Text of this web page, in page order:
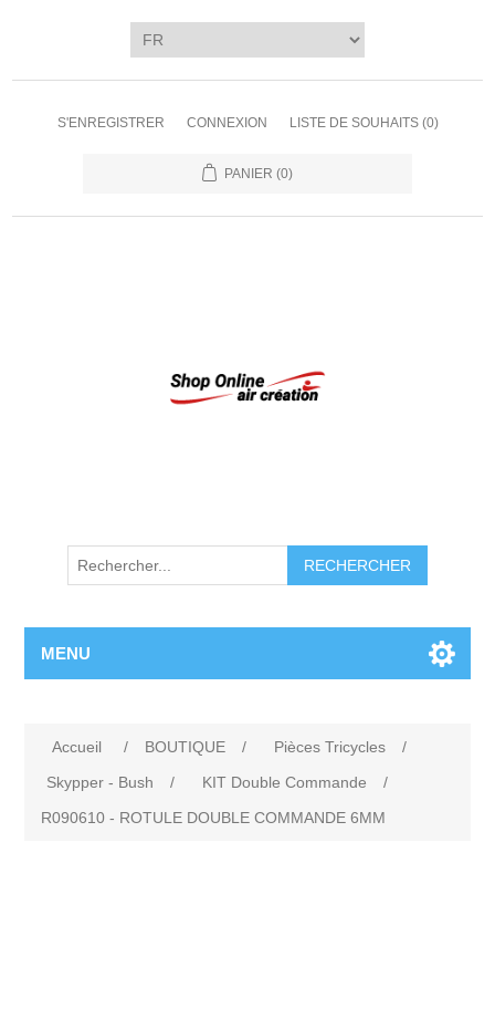
S'ENREGISTRER CONNEXION LISTE DE SOUHAITS (0)
PANIER (0)
RECHERCHER
MENU
Accueil / BOUTIQUE / Pièces Tricycles
/
Skypper - Bush
/ KIT Double Commande
/
R090610 - ROTULE DOUBLE COMMANDE 6MM